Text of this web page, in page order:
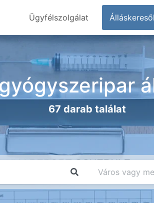
Ügyfélszolgálat
67 darab találat